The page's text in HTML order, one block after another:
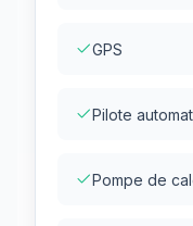
GPS
Pilote
Pompe de